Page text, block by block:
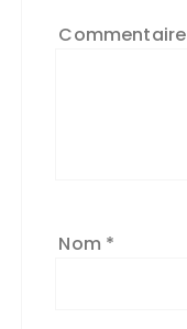
Commentaire
Nom *